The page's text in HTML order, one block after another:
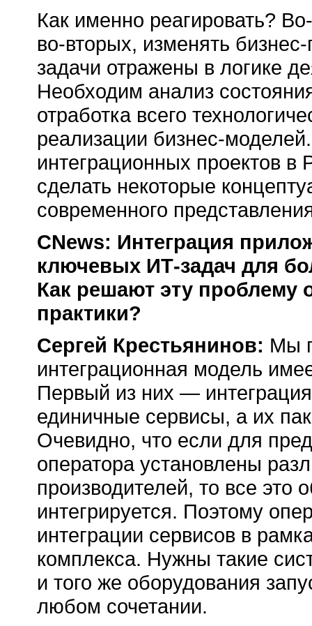
Как именно реагировать?
во-вторых, изменять
задачи отражены в логике
Необходим анализ
отработка всего
реализации бизнес-
интеграционных проектов в
сделать некоторые
современного
CNews: Интеграция
ключевых ИТ-задач для
Как решают эту проблему
практики?
Сергей Крестьянинов: Мы
интеграционная модель
Первый из них —
единичные сервисы, а их
Очевидно, что если для
оператора установлены
производителей, то все это
интегрируется. Поэтому
интеграции сервисов в
комплекса. Нужны такие
и того же оборудования
любом сочетании.